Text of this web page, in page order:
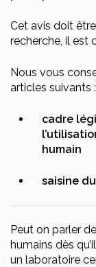
Cet avis doit
recherche, il est
Nous vous
articles suivants :
cadre
humain
saisine
Peut on parler
humains dès
un laboratoire